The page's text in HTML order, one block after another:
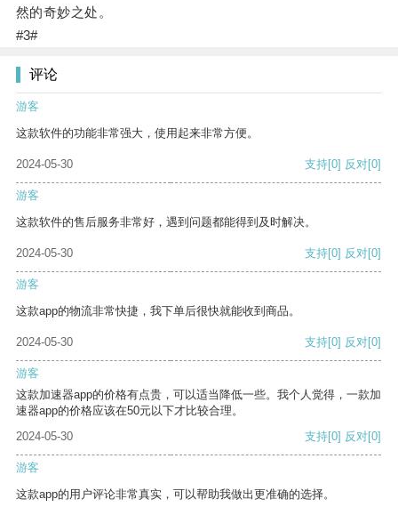
然的奇妙之处。
#3#
评论
游客
这款软件的功能非常强大，使用起来非常方便。
2024-05-30 支持[0] 反对[0]
游客
这款软件的售后服务非常好，遇到问题都能得到及时解决。
2024-05-30 支持[0] 反对[0]
游客
这款app的物流非常快捷，我下单后很快就能收到商品。
2024-05-30 支持[0] 反对[0]
游客
这款加速器app的价格有点贵，可以适当降低一些。我个人觉得，一款加
速器app的价格应该在50元以下才比较合理。
2024-05-30
支持[0] 反对[0]
游客
这款app的用户评论非常真实，可以帮助我做出更准确的选择。